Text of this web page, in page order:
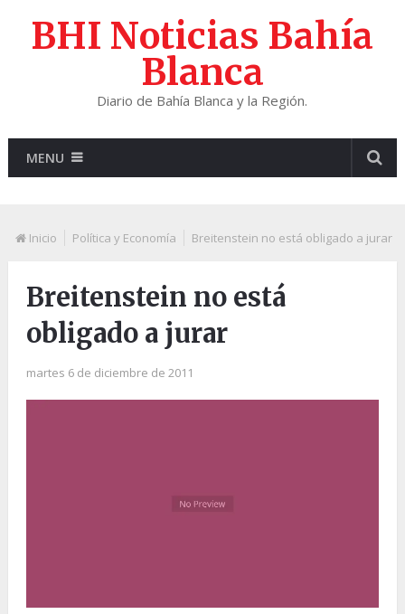
BHI Noticias Bahía
Blanca
Diario de Bahía Blanca y la Región.
MENU
Inicio Política y Economía Breitenstein no está obligado a jurar
Breitenstein no está
obligado a jurar
martes 6 de diciembre de 2011